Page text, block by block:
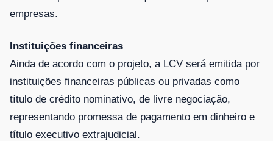
empresas.
Instituições financeiras
Ainda de acordo com o projeto, a LCV será emitida por
instituições financeiras públicas ou privadas como
título de crédito nominativo, de livre negociação,
representando promessa de pagamento em dinheiro e
título executivo extrajudicial.